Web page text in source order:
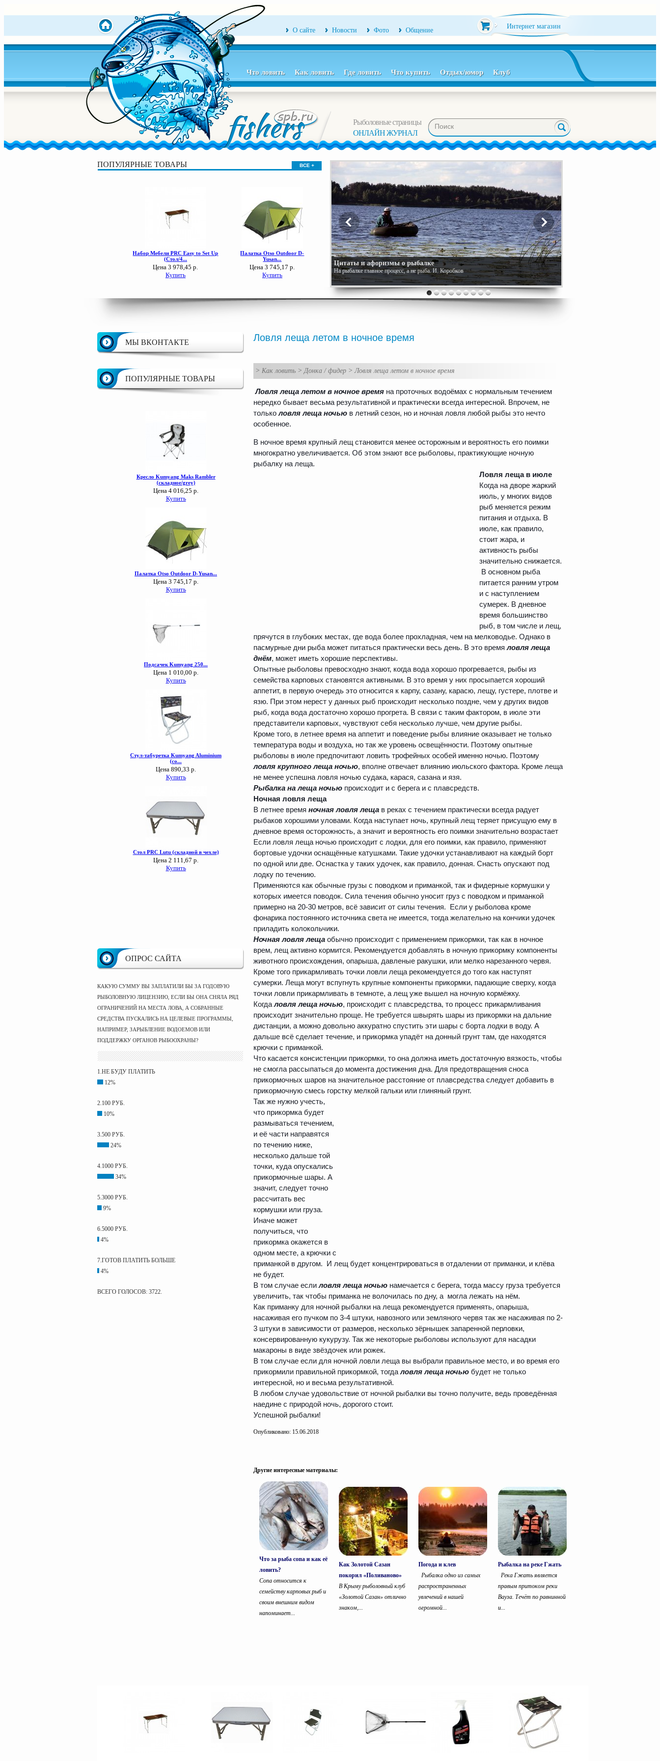
О сайте Новости Фото Общение
Интернет магазин
Что ловить Как ловить Где ловить Что купить Отдых/юмор Клуб
Рыболовные страницы
ОНЛАЙН ЖУРНАЛ
ПОПУЛЯРНЫЕ ТОВАРЫ ВСЕ +
Цитаты и афоризмы о рыбалке
На рыбалке главное процесс, а не рыба. И. Коробков
МЫ ВКОНТАКТЕ
ПОПУЛЯРНЫЕ ТОВАРЫ
ОПРОС САЙТА
КАКУЮ СУММУ ВЫ ЗАПЛАТИЛИ БЫ ЗА ГОДОВУЮ
РЫБОЛОВНУЮ ЛИЦЕНЗИЮ, ЕСЛИ БЫ ОНА СНЯЛА РЯД
ОГРАНИЧЕНИЙ НА МЕСТА ЛОВА, А СОБРАННЫЕ
СРЕДСТВА ПУСКАЛИСЬ НА ЦЕЛЕВЫЕ ПРОГРАММЫ,
НАПРИМЕР, ЗАРЫБЛЕНИЕ ВОДОЕМОВ ИЛИ
ПОДДЕРЖКУ ОРГАНОВ РЫБООХРАНЫ?
1.НЕ БУДУ ПЛАТИТЬ
12%
2.100 РУБ.
10%
3.500 РУБ.
24%
4.1000 РУБ.
34%
5.3000 РУБ.
9%
6.5000 РУБ.
4%
7.ГОТОВ ПЛАТИТЬ БОЛЬШЕ
4%
ВСЕГО ГОЛОСОВ: 3722.
Ловля леща летом в ночное время
> Как ловить > Донка / фидер >Ловля леща летом в ночное время
Ловля леща летом в ночное время на проточных водоёмах с нормальным течением
нередко бывает весьма результативной и практически всегда интересной. Впрочем, не
тольколовля леща ночью в летний сезон, но и ночная ловля любой рыбы это нечто
особенное.
В ночное время крупный лещ становится менее осторожным и вероятность его поимки
многократно увеличивается. Об этом знают все рыболовы, практикующие ночную
рыбалку на леща.
Ловля леща в июле
Когда на дворе жаркий
июль, у многих видов
рыб меняется режим
питания и отдыха. В
июле, как правило,
стоит жара, и
активность рыбы
значительно снижается.
В основном рыба
питается ранним утром
и с наступлением
сумерек. В дневное
время большинство
рыб, в том числе и лещ,
прячутся в глубоких местах, где вода более прохладная, чем на мелководье. Однако в
пасмурные дни рыба может питаться практически весь день. В это времяловля леща
днём, может иметь хорошие перспективы.
Опытные рыболовы превосходно знают, когда вода хорошо прогревается, рыбы из
семейства карповых становятся активными. В это время у них просыпается хороший
аппетит, в первую очередь это относится к карпу, сазану, карасю, лещу, густере, плотве и
язю. При этом нерест у данных рыб происходит несколько поздне, чем у других видов
рыб, когда вода достаточно хорошо прогрета. В связи с таким фактором, в июле эти
представители карповых, чувствуют себя несколько лучше, чем другие рыбы.
Кроме того, в летнее время на аппетит и поведение рыбы влияние оказывает не только
температура воды и воздуха, но так же уровень освещённости. Поэтому опытные
рыболовы в июле предпочитают ловить трофейных особей именно ночью. Поэтому
ловля крупного леща ночью, вполне отвечает влиянию июльского фактора. Кроме леща
не менее успешна ловля ночью судака, карася, сазана и язя.
Рыбалка на леща ночью происходит и с берега и с плавсредств.
Ночная ловля леща
В летнее время ночная ловля леща в реках с течением практически всегда радует
рыбаков хорошими уловами. Когда наступает ночь, крупный лещ теряет присущую ему в
дневное время осторожность, а значит и вероятность его поимки значительно возрастает
Если ловля леща ночью происходит с лодки, для его поимки, как правило, применяют
бортовые удочки оснащённые катушками. Такие удочки устанавливают на каждый борт
по одной или две. Оснастка у таких удочек, как правило, донная. Снасть опускают под
лодку по течению.
Применяются как обычные грузы с поводком и приманкой, так и фидерные кормушки у
которых имеется поводок. Сила течения обычно уносит груз с поводком и приманкой
примерно на 20-30 метров, всё зависит от силы течения. Если у рыболова кроме
фонарика постоянного источника света не имеется, тогда желательно на кончики удочек
приладить колокольчики.
Ночная ловля леща обычно происходит с применением прикормки, так как в ночное
врем, лещ активно кормится. Рекомендуется добавлять в ночную прикормку компоненты
животного происхождения, опарыша, давленые ракушки, или мелко нарезанного червя.
Кроме того прикармливать точки ловли леща рекомендуется до того как наступят
сумерки. Леща могут вспугнуть крупные компоненты прикормки, падающие сверху, когда
точки ловли прикармливать в темноте, а лещ уже вышел на ночную кормёжку.
Когдаловля леща ночью, происходит с плавсредства, то процесс прикармливания
происходит значительно проще. Не требуется швырять шары из прикормки на дальние
дистанции, а можно довольно аккуратно спустить эти шары с борта лодки в воду. А
дальше всё сделает течение, и прикормка упадёт на донный грунт там, где находятся
крючки с приманкой.
Что касается консистенции прикормки, то она должна иметь достаточную вязкость, чтобы
не смогла рассыпаться до момента достижения дна. Для предотвращения сноса
прикормочных шаров на значительное расстояние от плавсредства следует добавить в
прикормочную смесь горстку мелкой гальки или глиняный грунт.
Так же нужно учесть,
что прикормка будет
размываться течением,
и её части направятся
по течению ниже,
несколько дальше той
точки, куда опускались
прикормочные шары. А
значит, следует точно
рассчитать вес
кормушки или груза.
Иначе может
получиться, что
прикормка окажется в
одном месте, а крючки с
приманкой в другом. И лещ будет концентрироваться в отдалении от приманки, и клёва
не будет.
В том случае еслиловля леща ночью намечается с берега, тогда массу груза требуется
увеличить, так чтобы приманка не волочилась по дну, а могла лежать на нём.
Как приманку для ночной рыбалки на леща рекомендуется применять, опарыша,
насаживая его пучком по 3-4 штуки, навозного или земляного червя так же насаживая по 2-
3 штуки в зависимости от размеров, несколько зёрнышек запаренной перловки,
консервированную кукурузу. Так же некоторые рыболовы используют для насадки
макароны в виде звёздочек или рожек.
В том случае если для ночной ловли леща вы выбрали правильное место, и во время его
прикормили правильной прикормкой, тогдаловля леща ночью будет не только
интересной, но и весьма результативной.
В любом случае удовольствие от ночной рыбалки вы точно получите, ведь проведённая
наедине с природой ночь, дорогого стоит.
Успешной рыбалки!
Опубликовано: 15.06.2018
Другие интересные материалы:
Что за рыба сопа и как её
ловить?
Сопа относится к
семейству карповых рыб и
своим внешним видом
напоминает...
Как Золотой Сазан
покорил «Поливаново»
В Крыму рыболовный клуб
«Золотой Сазан» отлично
знаком,...
Погода и клев
Рыбалка одно из самых
распространенных
увлечений в нашей
огромной...
Рыбалка на реке Гжать
Река Гжать является
правым притоком реки
Вауза. Течёт по равнинной
и...